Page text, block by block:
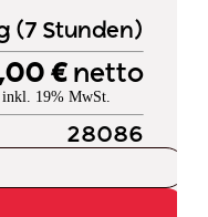
(7 Stunden)
€ netto
inkl. 19% MwSt.
28086